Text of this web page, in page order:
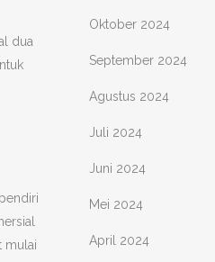
dua
mulai
Oktober 2024
September 2024
Agustus 2024
Juli 2024
Juni 2024
Mei 2024
April 2024